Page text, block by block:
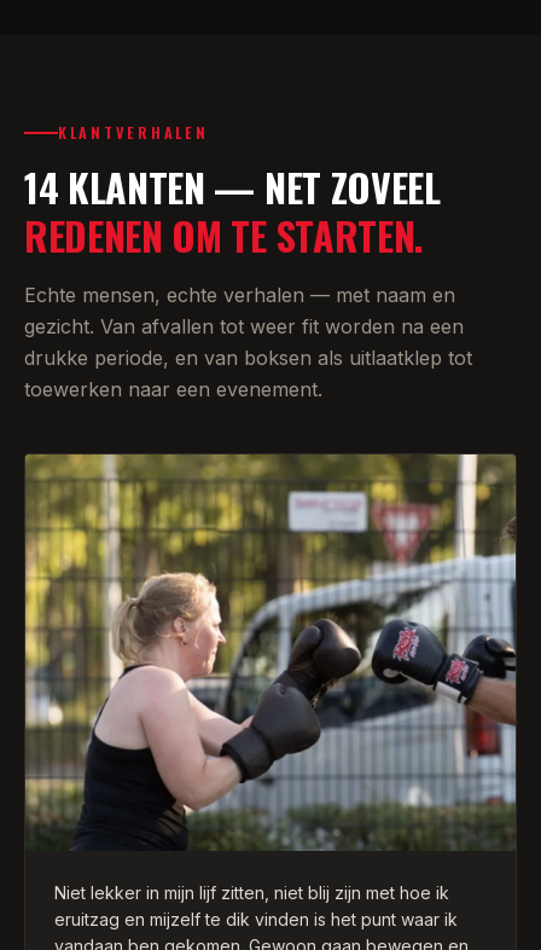
KLANTVERHALEN
14 KLANTEN — NET ZOVEEL
REDENEN OM TE STARTEN.
Echte mensen, echte verhalen — met naam en
gezicht. Van afvallen tot weer fit worden na een
drukke periode, en van boksen als uitlaatklep tot
toewerken naar een evenement.
Niet lekker in mijn lijf zitten, niet blij zijn met hoe ik
eruitzag en mijzelf te dik vinden is het punt waar ik
vandaan ben gekomen. Gewoon gaan bewegen en